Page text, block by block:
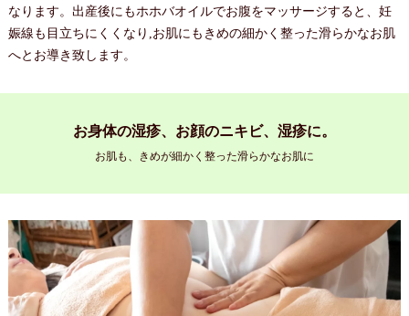
なります。出産後にもホホバオイルでお腹をマッサージすると、妊
娠線も目立ちにくくなり,お肌にもきめの細かく整った滑らかなお肌
へとお導き致します。
お身体の湿疹、お顔のニキビ、湿疹に。
お肌も、きめが細かく整った滑らかなお肌に